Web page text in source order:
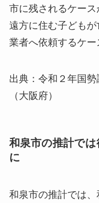
市に残されるケース
遠方に住む子ども
業者へ依頼するケー
出典：令和２年国
（大阪府）
和泉市の推計で
に
和泉市の推計では